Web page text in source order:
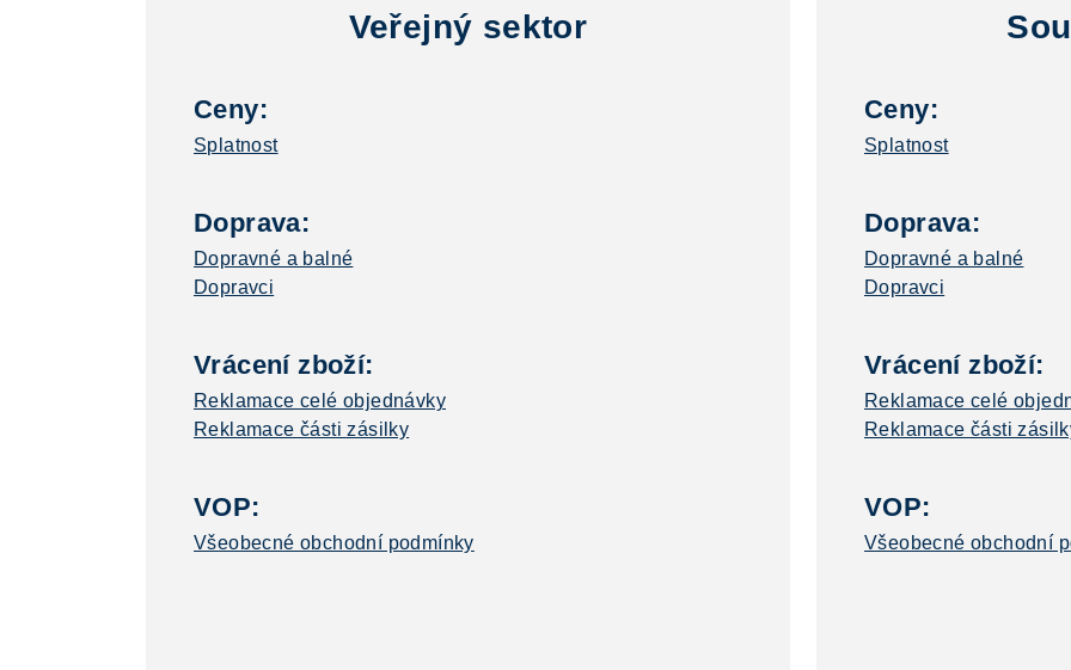
Veřejný sektor
Ceny:
Splatnost
Doprava:
Dopravné a balné
Dopravci
Vrácení zboží:
Reklamace celé objednávky
Reklamace části zásilky
VOP:
Všeobecné obchodní podmínky
Ceny:
Splatnost
Doprava:
Dopravné a balné
Dopravci
Vrácení zboží:
Reklamace celé
Reklamace části
VOP:
Všeobecné obchodní